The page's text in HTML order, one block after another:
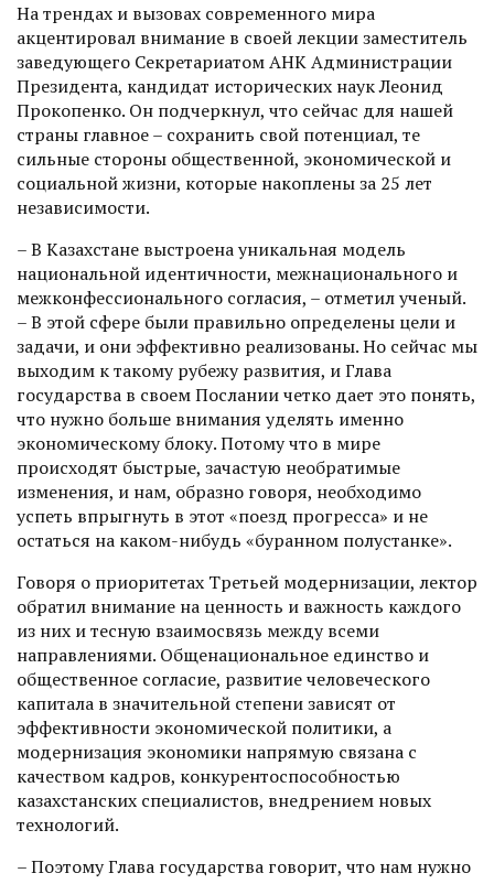
На трендах и вызовах современного мира
акцентировал внимание в своей лекции заместитель
заведующего Секретариатом АНК Администрации
Президента, кандидат историчес­ких наук Леонид
Прокопенко. Он подчеркнул, что сейчас для нашей
страны главное – сохранить свой потенциал, те
сильные стороны общественной, экономической и
социальной жизни, которые накоплены за 25 лет
независимости.
– В Казахстане выстроена уникальная модель
национальной идентичности, межнацио­нального и
межконфессионального согласия, – отметил ученый.
– В этой сфере были правильно определены цели и
задачи, и они эффективно реализованы. Но сейчас мы
выходим к такому рубежу развития, и Глава
государства в своем Послании четко дает это понять,
что нужно больше внимания уделять именно
экономическому блоку. Потому что в мире
происходят быстрые, зачастую необратимые
изменения, и нам, образно говоря, необходимо
успеть впрыгнуть в этот «поезд прогресса» и не
остаться на каком-нибудь «буранном полустанке».
Говоря о приоритетах Третьей модернизации, лектор
обратил внимание на ценность и важность каждого
из них и тесную взаимосвязь между всеми
направлениями. Общенациональное единство и
общественное согласие, развитие человеческого
капитала в значительной степени зависят от
эффективности экономичес­кой политики, а
модернизация экономики напрямую связана с
качеством кадров, конкурентоспособностью
казахстанских специа­листов, внедрением новых
технологий.
– Поэтому Глава государства говорит, что нам нужно